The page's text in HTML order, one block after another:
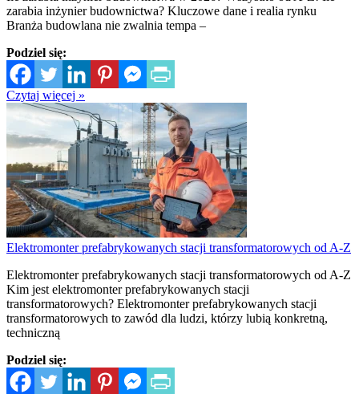
zarabia inżynier budownictwa? Kluczowe dane i realia rynku
Branża budowlana nie zwalnia tempa –
Podziel się:
Czytaj więcej »
Elektromonter prefabrykowanych stacji transformatorowych od A-Z
Elektromonter prefabrykowanych stacji transformatorowych od A-Z
Kim jest elektromonter prefabrykowanych stacji
transformatorowych? Elektromonter prefabrykowanych stacji
transformatorowych to zawód dla ludzi, którzy lubią konkretną,
techniczną
Podziel się: